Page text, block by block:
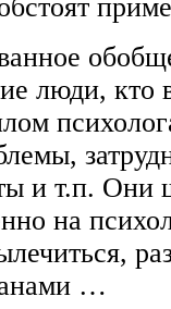
люди, кто
и т.п. Они
на
…